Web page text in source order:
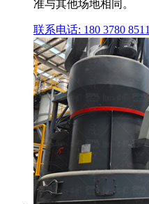
准与其他场地相同。
联系电话: 180 3780 8511